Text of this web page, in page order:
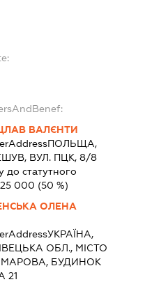
ВАЛЄНТИ
ПОЛЬЩА,
ВУЛ. ПЦК, 8/8
до статутного
25 000 (50 %)
ОЛЕНА
УКРАЇНА,
ОБЛ., МІСТО
БУДИНОК
21